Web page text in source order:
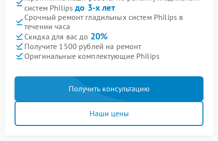
систем Philipsдо 3-х лет
Срочный ремонт гладильных систем Philips в
течении часа
Скидка для вас до 20%
Получите 1500 рублей на ремонт
Оригинальные комплектующие Philips
Получить консультацию
Наши цены